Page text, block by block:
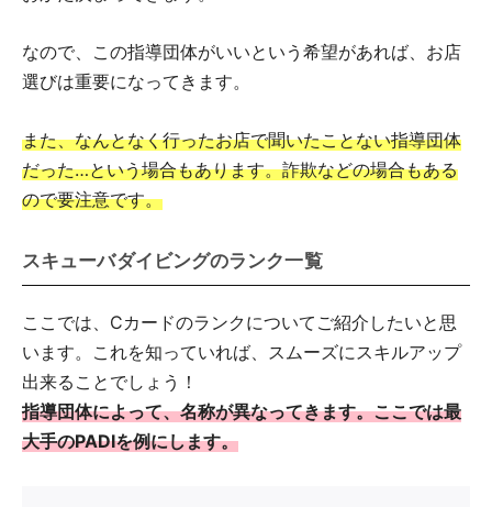
なので、この指導団体がいいという希望があれば、お店
選びは重要になってきます。
また、なんとなく行ったお店で聞いたことない指導団体
だった…という場合もあります。詐欺などの場合もある
ので要注意です。
スキューバダイビングのランク一覧
ここでは、Cカードのランクについてご紹介したいと思
います。これを知っていれば、スムーズにスキルアップ
出来ることでしょう！
指導団体によって、名称が異なってきます。ここでは最
大手のPADIを例にします。